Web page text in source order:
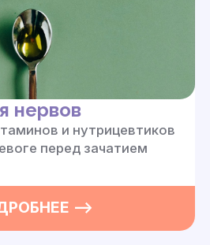
нервов
и нутрицевтиков
перед зачатием
—>